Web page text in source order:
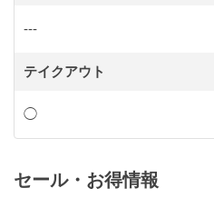
---
テイクアウト
◯
セール・お得情報